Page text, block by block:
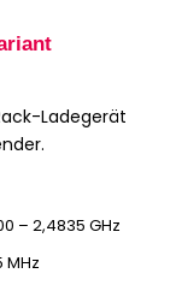
Ladegerät
– 2,4835 GHz
MHz